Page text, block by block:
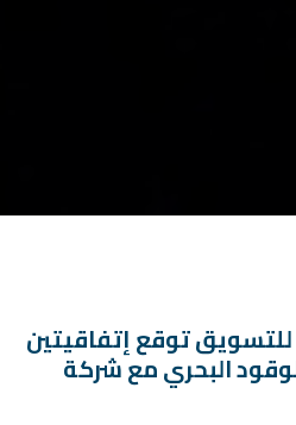
توقع إتفاقيتين
البحري مع شركة